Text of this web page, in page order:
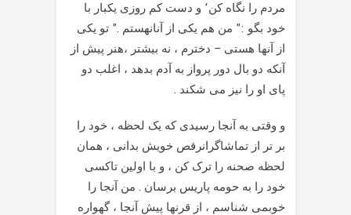
مردم را نگاه کن٬ و دست کم روزی یکبار با
خود بگو :” من هم یکی از آنانهستم .” تو یکی
از آنها هستی – دخترم ، نه بیشتر ،هنر پیش از
آنکه دو بال دور پرواز به آدم بدهد ، اغلب دو
پای او را نیز می شکند .
و وقتی به آنجا رسیدی که یک لحظه ، خود را
بر تر از تماشاگرانرقص خویش بدانی ، همان
لحظه صحنه را ترک کن ، و با اولین تاکسی
خود را به حومه پاریس برسان . من آنجا را
خوبمی شناسم ، از قرنها پیش آنجا ، گهواره